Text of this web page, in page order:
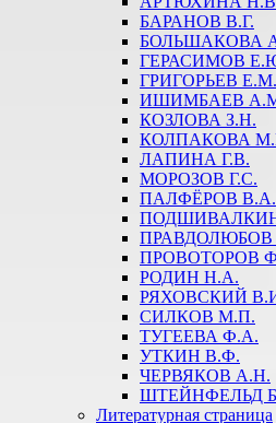
БАРАНОВ В.Г.
БОЛЬШАКОВА
ГЕРАСИМОВ
ГРИГОРЬЕВ Е.М.
ИШИМБАЕВ
КОЗЛОВА З.Н.
КОЛПАКОВА
ЛАПИНА Г.В.
МОРОЗОВ Г.С.
ПАЛФЁРОВ В.А.
ПРАВДОЛЮБОВ
ПРОВОТОРОВ
РОДИН Н.А.
РЯХОВСКИЙ
СИЛКОВ М.П.
ТУГЕЕВА Ф.А.
УТКИН В.Ф.
ЧЕРВЯКОВ А.Н.
ШТЕЙНФЕЛЬД
Литературная страница